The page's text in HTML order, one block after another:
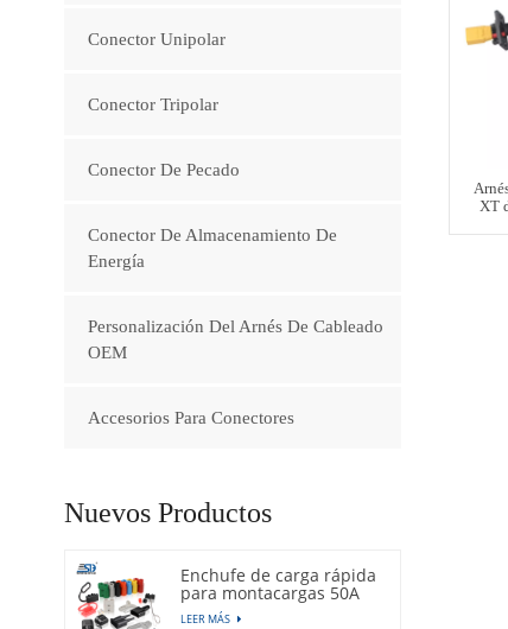
XT
Conector Unipolar
Conector Tripolar
Conector De Pecado
Conector De Almacenamiento De
Energía
Personalización Del Arnés De Cableado
OEM
Accesorios Para Conectores
Nuevos Productos
Enchufe de carga rápida
para montacargas 50A
600V
LEER MÁS